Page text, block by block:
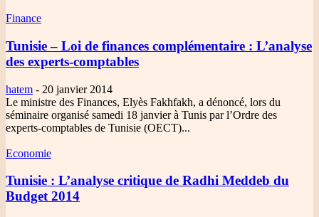
Finance
Tunisie – Loi de finances complémentaire : L’analyse
des experts-comptables
hatem - 20 janvier 2014
Le ministre des Finances, Elyès Fakhfakh, a dénoncé, lors du
séminaire organisé samedi 18 janvier à Tunis par l’Ordre des
experts-comptables de Tunisie (OECT)...
Economie
Tunisie : L’analyse critique de Radhi Meddeb du
Budget 2014